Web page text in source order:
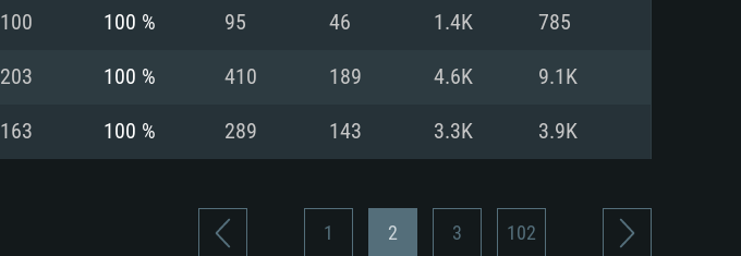
Disco: 60,2 GB
Network: Internet de banda larga.
Disco: 60,2 GB
100 100 % 95 46 1.4K 785
203 100 % 410 189 4.6K 9.1K
163 100 % 289 143 3.3K 3.9K
1 2 3 102